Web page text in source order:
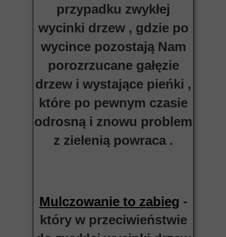
przypadku zwykłej
wycinki drzew , gdzie po
wycince pozostają Nam
porozrzucane gałęzie
drzew i wystające pieńki ,
które po pewnym czasie
odrosną i znowu problem
z zielenią powraca .
Mulczowanie to zabieg -
który w przeciwieństwie